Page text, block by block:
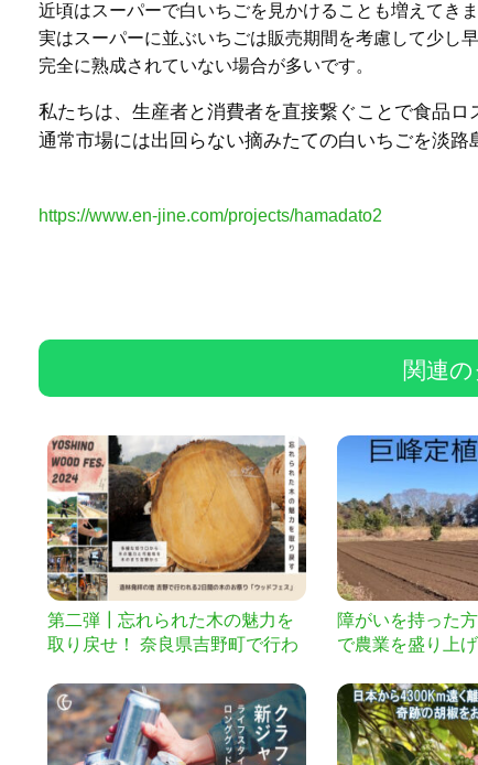
近頃はスーパーで白いちごを見かけることも増えてきま
実はスーパーに並ぶいちごは販売期間を考慮して少し
完全に熟成されていない場合が多いです。
私たちは、生産者と消費者を直接繋ぐことで食品ロ
通常市場には出回らない摘みたての白いちごを淡路
https://www.en-jine.com/projects/hamadato2
関連
第二弾┃忘れられた木の魅力を
取り戻せ！ 奈良県吉野町で行わ
フェス」
障がいを持った
で農業を盛り上げ